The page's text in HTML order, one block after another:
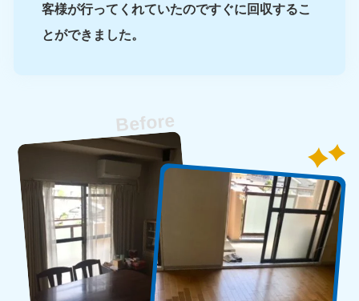
客様が行ってくれていたのですぐに回収するこ
とができました。
長崎県
050-1880-9891
9:00〜19:00 年中無休
鹿児島県
9:00〜19:00 年中無休
熊本県
050-1880-9892
9:00〜19:00 年中無休
050-1880-9887
9:00〜19:00 年中無休